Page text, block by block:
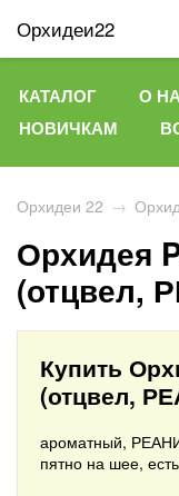
Орхидеи22
КАТАЛОГ О
НОВИЧКАМ
Орхидеи 22 →
Орхидея
(отцвел,
Купить
(отцвел,
ароматный,
пятно на шее,